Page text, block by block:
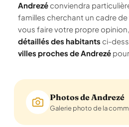
Andrezé conviendra
familles cherchant un cadre de
vous faire votre propre
détaillés des habitants ci-
villes proches de Andrezé
Photos de Andrezé
Galerie photo de la